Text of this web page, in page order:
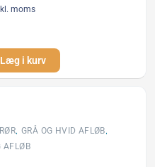
moms
Læg i kurv
, GRÅ OG HVID AFLØB,
AFLØB